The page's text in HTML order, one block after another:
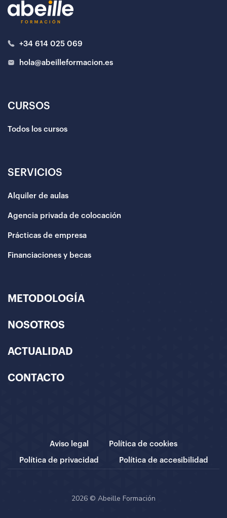
+34 614 025 069
hola@abeilleformacion.es
CURSOS
Todos los cursos
SERVICIOS
Alquiler de aulas
Agencia privada de colocación
Prácticas de empresa
Financiaciones y becas
METODOLOGÍA
NOSOTROS
ACTUALIDAD
CONTACTO
Aviso legal Política de cookies
Política de privacidad Política de accesibilidad
2026 © Abeille Formación